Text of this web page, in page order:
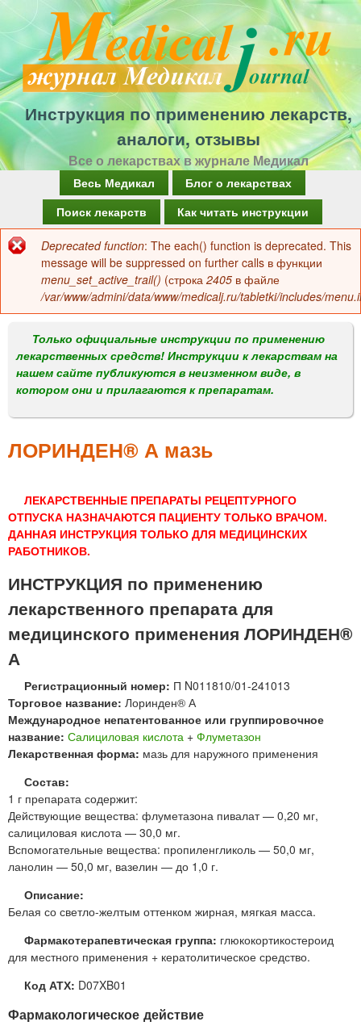
Перейти
к
основному
содержанию
Инструкция по применению лекарств,
аналоги, отзывы
Все о лекарствах в журнале Медикал
а
в
о
м
е
н
Весь Медикал
Блог о лекарствах
Поиск лекарств
Как читать инструкции
Сообщение
об
ошибке
Deprecated function: The each() function is deprecated. This
message will be suppressed on further calls в функции
menu_set_active_trail() (строка 2405 в файле
/var/www/admini/data/www/medicalj.ru/tabletki/includes/
Только официальные инструкции по применению
лекарственных средств! Инструкции к лекарствам на
нашем сайте публикуются в неизменном виде, в
котором они и прилагаются к препаратам.
ЛОРИНДЕН® А мазь
ЛЕКАРСТВЕННЫЕ ПРЕПАРАТЫ РЕЦЕПТУРНОГО
ОТПУСКА НАЗНАЧАЮТСЯ ПАЦИЕНТУ ТОЛЬКО ВРАЧОМ.
ДАННАЯ ИНСТРУКЦИЯ ТОЛЬКО ДЛЯ МЕДИЦИНСКИХ
РАБОТНИКОВ.
ИНСТРУКЦИЯ по применению
лекарственного препарата для
медицинского применения ЛОРИНДЕН®
А
Регистрационный номер: П N011810/01-241013
Торговое название: Лоринден® А
Международное непатентованное или группировочное
название: Салициловая кислота + Флуметазон
Лекарственная форма: мазь для наружного применения
Состав:
1 г препарата содержит:
Действующие вещества: флуметазона пивалат — 0,20 мг,
салициловая кислота — 30,0 мг.
Вспомогательные вещества: пропиленгликоль — 50,0 мг,
ланолин — 50,0 мг, вазелин — до 1,0 г.
Описание:
Белая со светло-желтым оттенком жирная, мягкая масса.
Фармакотерапевтическая группа: глюкокортикостероид
для местного применения + кератолитическое средство.
Код АТХ: D07XB01
Фармакологическое действие